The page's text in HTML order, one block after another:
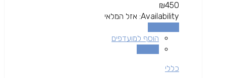
₪450
Availability: אזל המלאי
הוסף למועדפים
כללי